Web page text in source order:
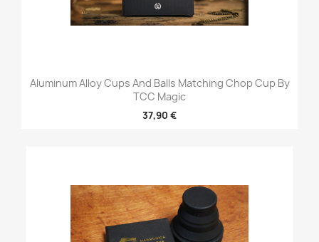
Aluminum Alloy Cups And Balls Matching Chop Cup By
TCC Magic
37,90 €